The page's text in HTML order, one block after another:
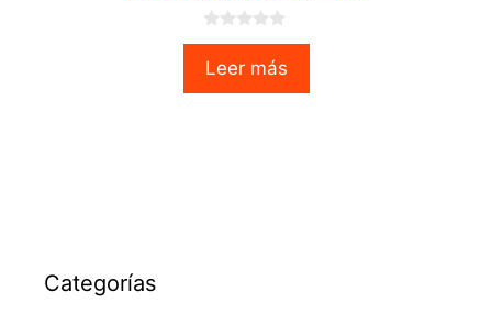
0
u
Leer más
Categorías